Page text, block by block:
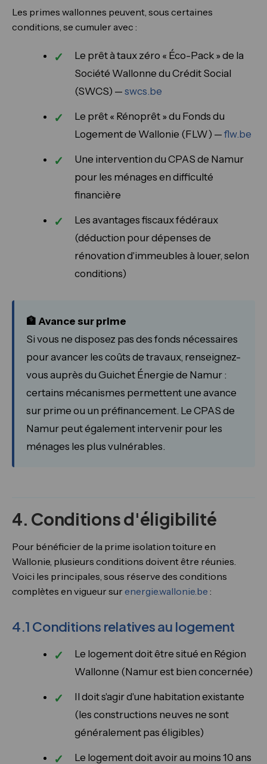
Les primes wallonnes peuvent, sous certaines
conditions, se cumuler avec :
Le prêt à taux zéro « Éco-Pack » de la
Société Wallonne du Crédit Social
(SWCS) — swcs.be
Le prêt « Rénoprêt » du Fonds du
Logement de Wallonie (FLW) — flw.be
Une intervention du CPAS de Namur
pour les ménages en difficulté
financière
Les avantages fiscaux fédéraux
(déduction pour dépenses de
rénovation d'immeubles à louer, selon
conditions)
🏦 Avance sur prime
Si vous ne disposez pas des fonds nécessaires
pour avancer les coûts de travaux, renseignez-
vous auprès du Guichet Énergie de Namur :
certains mécanismes permettent une avance
sur prime ou un préfinancement. Le CPAS de
Namur peut également intervenir pour les
ménages les plus vulnérables.
4. Conditions d'éligibilité
Pour bénéficier de la prime isolation toiture en
Wallonie, plusieurs conditions doivent être réunies.
Voici les principales, sous réserve des conditions
complètes en vigueur sur energie.wallonie.be :
4.1 Conditions relatives au logement
Le logement doit être situé en Région
Wallonne (Namur est bien concernée)
Il doit s'agir d'une habitation existante
(les constructions neuves ne sont
généralement pas éligibles)
Le logement doit avoir au moins 10 ans